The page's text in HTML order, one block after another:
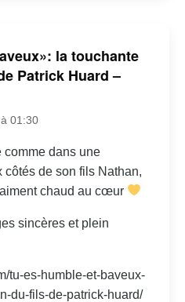
la touchante
Patrick Huard –
01:30
comme dans une
côtés de son fils Nathan,
chaud au cœur
sincères et plein
tu-es-humble-et-baveux-
du-fils-de-patrick-huard/